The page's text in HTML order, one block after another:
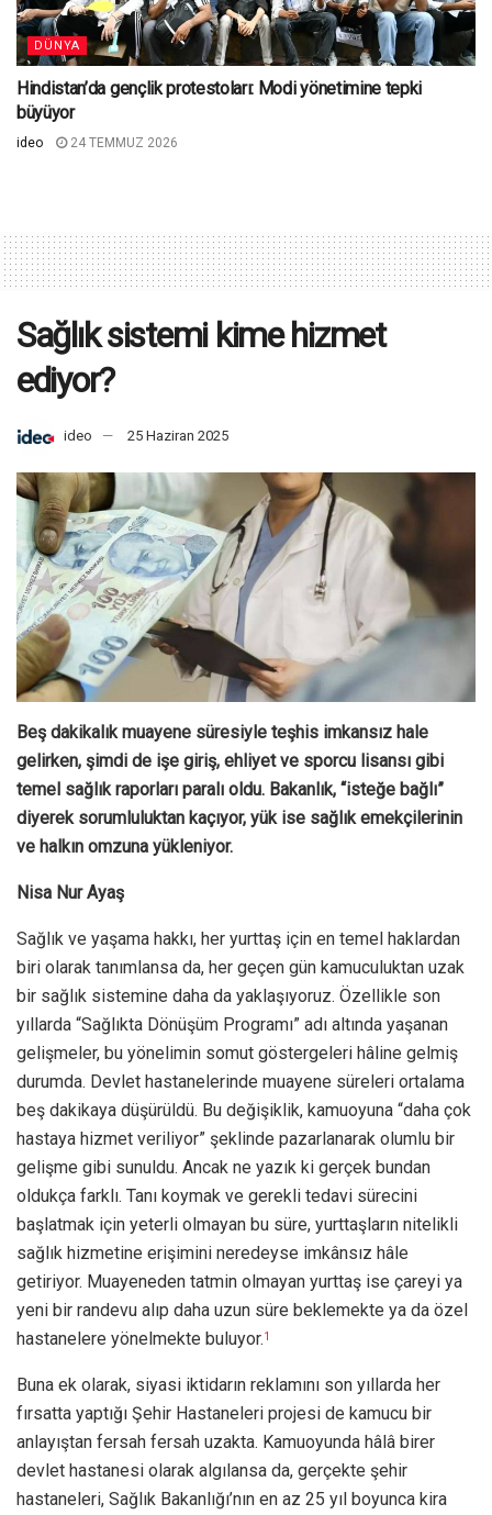
DÜNYA
Hindistan’da gençlik protestoları: Modi yönetimine tepki
büyüyor
ideo 24 TEMMUZ 2026
Sağlık sistemi kime hizmet
ediyor?
ideo 25 Haziran 2025
Beş dakikalık muayene süresiyle teşhis imkansız hale
gelirken, şimdi de işe giriş, ehliyet ve sporcu lisansı gibi
temel sağlık raporları paralı oldu. Bakanlık, “isteğe bağlı”
diyerek sorumluluktan kaçıyor, yük ise sağlık emekçilerinin
ve halkın omzuna yükleniyor.
Nisa Nur Ayaş
Sağlık ve yaşama hakkı, her yurttaş için en temel haklardan
biri olarak tanımlansa da, her geçen gün kamuculuktan uzak
bir sağlık sistemine daha da yaklaşıyoruz. Özellikle son
yıllarda “Sağlıkta Dönüşüm Programı” adı altında yaşanan
gelişmeler, bu yönelimin somut göstergeleri hâline gelmiş
durumda. Devlet hastanelerinde muayene süreleri ortalama
beş dakikaya düşürüldü. Bu değişiklik, kamuoyuna “daha çok
hastaya hizmet veriliyor” şeklinde pazarlanarak olumlu bir
gelişme gibi sunuldu. Ancak ne yazık ki gerçek bundan
oldukça farklı. Tanı koymak ve gerekli tedavi sürecini
başlatmak için yeterli olmayan bu süre, yurttaşların nitelikli
sağlık hizmetine erişimini neredeyse imkânsız hâle
getiriyor. Muayeneden tatmin olmayan yurttaş ise çareyi ya
yeni bir randevu alıp daha uzun süre beklemekte ya da özel
hastanelere yönelmekte buluyor.1
Buna ek olarak, siyasi iktidarın reklamını son yıllarda her
fırsatta yaptığı Şehir Hastaneleri projesi de kamucu bir
anlayıştan fersah fersah uzakta. Kamuoyunda hâlâ birer
devlet hastanesi olarak algılansa da, gerçekte şehir
hastaneleri, Sağlık Bakanlığı’nın en az 25 yıl boyunca kira